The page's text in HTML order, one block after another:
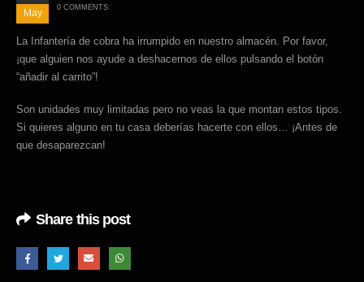
May
0 COMMENTS
La Infantería de cobra ha irrumpido en nuestro almacén. Por favor,
¡que alguien nos ayude a deshacernos de ellos pulsando el botón
“añadir al carrito”!
Son unidades muy limitadas pero no veas la que montan estos tipos.
Si quieres alguno en tu casa deberías hacerte con ellos… ¡Antes de
que desaparezcan!
Share this post